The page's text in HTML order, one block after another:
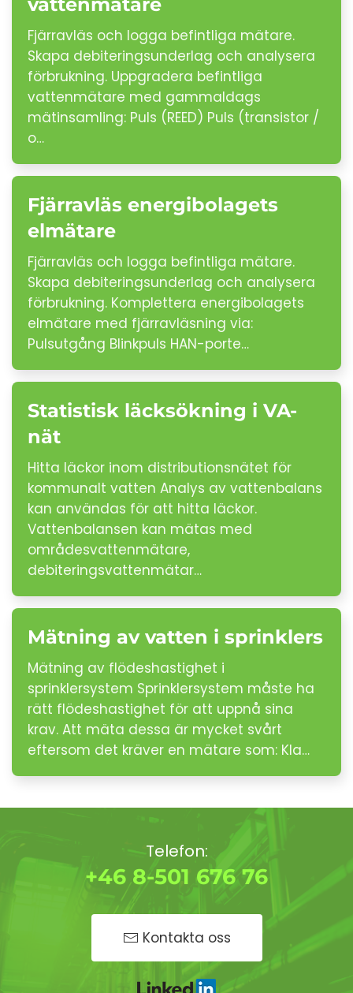
Fjärravläs och logga befintliga mätare.
Skapa debiteringsunderlag och analysera
förbrukning. Uppgradera befintliga
vattenmätare med gammaldags
mätinsamling: Puls (REED) Puls (transistor /
o…
Fjärravläs energibolagets
elmätare
Fjärravläs och logga befintliga mätare.
Skapa debiteringsunderlag och analysera
förbrukning. Komplettera energibolagets
elmätare med fjärravläsning via:
Pulsutgång Blinkpuls HAN-porte…
Statistisk läcksökning i VA-
nät
Hitta läckor inom distributionsnätet för
kommunalt vatten Analys av vattenbalans
kan användas för att hitta läckor.
Vattenbalansen kan mätas med
områdesvattenmätare,
debiteringsvattenmätar…
Mätning av vatten i sprinklers
Mätning av flödeshastighet i
sprinklersystem Sprinklersystem måste ha
rätt flödeshastighet för att uppnå sina
krav. Att mäta dessa är mycket svårt
eftersom det kräver en mätare som: Kla…
Telefon:
+46 8-501 676 76
Kontakta oss